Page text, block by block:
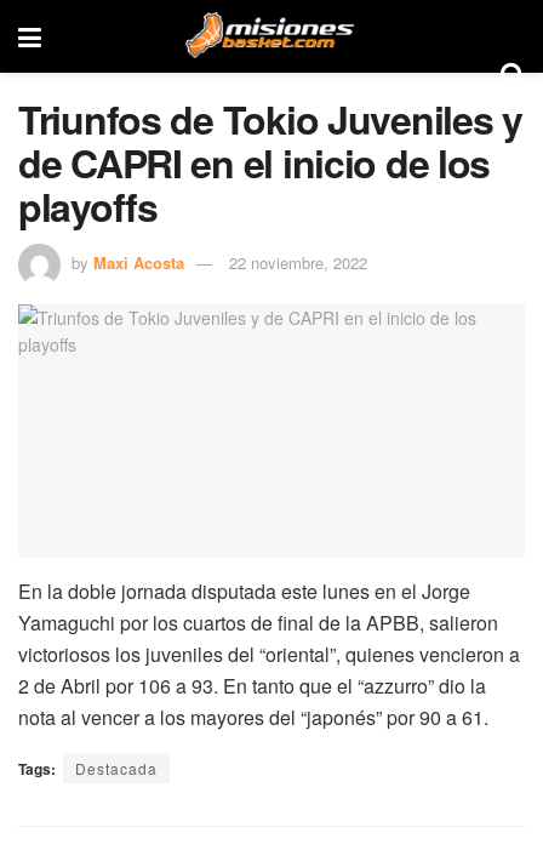
Triunfos de Tokio Juveniles y
de CAPRI en el inicio de los
playoffs
by Maxi Acosta 22 noviembre, 2022
En la doble jornada disputada este lunes en el Jorge
Yamaguchi por los cuartos de final de la APBB, salieron
victoriosos los juveniles del “oriental”, quienes vencieron a
2 de Abril por 106 a 93. En tanto que el “azzurro” dio la
nota al vencer a los mayores del “japonés” por 90 a 61.
Tags: Destacada